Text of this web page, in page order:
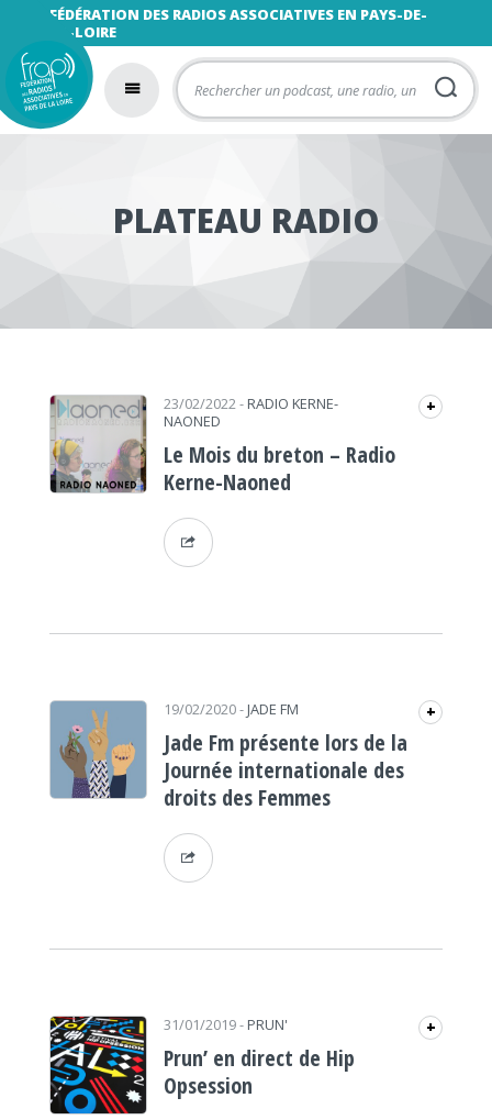
FÉDÉRATION DES RADIOS ASSOCIATIVES EN PAYS-DE-
LA-LOIRE
PLATEAU RADIO
23/02/2022- RADIO KERNE-
NAONED
+
Le Mois du breton – Radio
Kerne-Naoned
19/02/2020- JADE FM +
Jade Fm présente lors de la
Journée internationale des
droits des Femmes
31/01/2019- PRUN' +
Prun’ en direct de Hip
Opsession